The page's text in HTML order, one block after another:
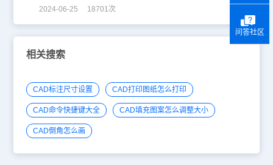
2024-06-25 18701次
相关搜索
CAD标注尺寸设置 CAD打印图纸怎么打印
CAD命令快捷键大全 CAD填充图案怎么调整大小
CAD倒角怎么画
问答社区